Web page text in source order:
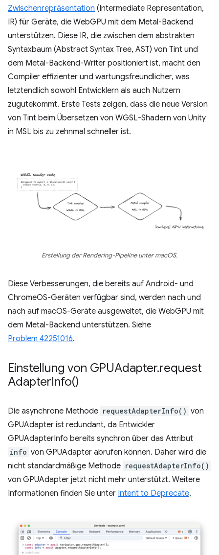
Zwischenrepräsentation (Intermediate Representation,
IR) für Geräte, die WebGPU mit dem Metal-Backend
unterstützen. Diese IR, die zwischen dem abstrakten
Syntaxbaum (Abstract Syntax Tree, AST) von Tint und
dem Metal-Backend-Writer positioniert ist, macht den
Compiler effizienter und wartungsfreundlicher, was
letztendlich sowohl Entwicklern als auch Nutzern
zugutekommt. Erste Tests zeigen, dass die neue Version
von Tint beim Übersetzen von WGSL-Shadern von Unity
in MSL bis zu zehnmal schneller ist.
Erstellung der Rendering-Pipeline unter macOS.
Diese Verbesserungen, die bereits auf Android- und
ChromeOS-Geräten verfügbar sind, werden nach und
nach auf macOS-Geräte ausgeweitet, die WebGPU mit
dem Metal-Backend unterstützen. Siehe
Problem 42251016.
Einstellung von GPUAdapter.request
AdapterInfo()
Die asynchrone Methode requestAdapterInfo() von
GPUAdapter ist redundant, da Entwickler
GPUAdapterInfo bereits synchron über das Attribut
info von GPUAdapter abrufen können. Daher wird die
nicht standardmäßige Methode requestAdapterInfo()
von GPUAdapter jetzt nicht mehr unterstützt. Weitere
Informationen finden Sie unter Intent to Deprecate.